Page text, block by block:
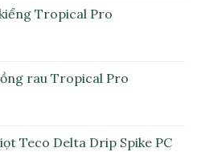
Tropical Pro
rau Tropical Pro
Teco Delta Drip Spike PC